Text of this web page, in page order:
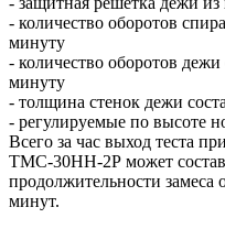
- количество оборотов
минуту
- количество оборотов дежи
минуту
- толщина стенок дежи
- регулируемые по высоте
Всего за час выход теста
ТМС-30НН-2Р может
продолжительности замеса
минут.